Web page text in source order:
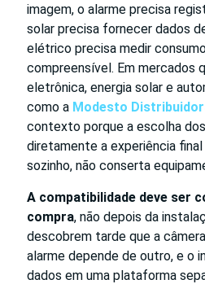
imagem, o alarme precisa
solar precisa fornecer dados
elétrico precisa medir
compreensível. Em mercados
eletrônica, energia solar e
como a Modesto
contexto porque a escolha
diretamente a experiência final
sozinho, não conserta
A compatibilidade deve ser
compra, não depois da
descobrem tarde que a
alarme depende de outro, e o
dados em uma plataforma